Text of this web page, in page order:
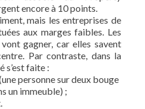
encore à 10 points.
mais les entreprises de
aux marges faibles. Les
gagner, car elles savent
Par contraste, dans la
faite :
personne sur deux bouge
un immeuble) ;